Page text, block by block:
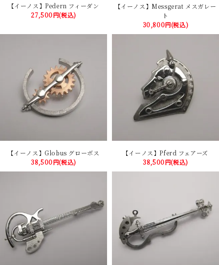
【イーノス】Pedern フィーダン
27,500円(税込)
【イーノス】Messgerat メスガレー
ト
30,800円(税込)
【イーノス】Globus グローボス
38,500円(税込)
【イーノス】Pferd フェアーズ
38,500円(税込)